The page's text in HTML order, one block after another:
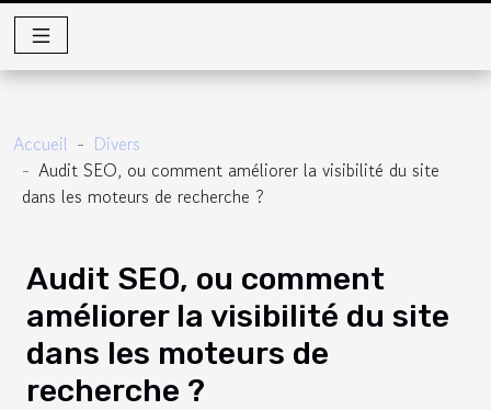
Accueil
Divers
Audit SEO, ou comment améliorer la visibilité du site
dans les moteurs de recherche ?
Audit SEO, ou comment
améliorer la visibilité du site
dans les moteurs de
recherche ?